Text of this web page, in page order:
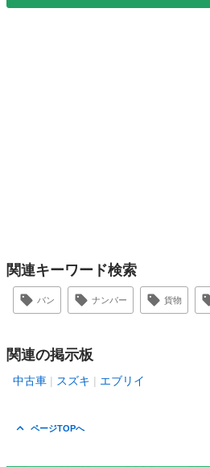
関連キーワード検索
バン ナンバー 貨物
関連の掲示板
中古車 スズキ エブリイ
ページTOPへ